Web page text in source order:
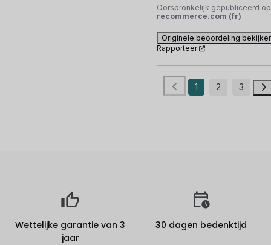
Oorspronkelijk gepubliceerd op
recommerce.com (fr)
Originele beoordeling
Rapporteer
1 2 3
Wettelijke garantie van 3
jaar
30 dagen bedenktijd